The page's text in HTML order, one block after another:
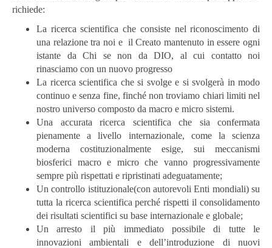
richiede:
La ricerca scientifica che consiste nel riconoscimento di
una relazione tra noi e il Creato mantenuto in essere ogni
istante da Chi se non da DIO, al cui contatto noi
rinasciamo con un nuovo progresso
La ricerca scientifica che si svolge e si svolgerà in modo
continuo e senza fine, finché non troviamo chiari limiti nel
nostro universo composto da macro e micro sistemi.
Una accurata ricerca scientifica che sia confermata
pienamente a livello internazionale, come la scienza
moderna costituzionalmente esige, sui meccanismi
biosferici macro e micro che vanno progressivamente
sempre più rispettati e ripristinati adeguatamente;
Un controllo istituzionale(con autorevoli Enti mondiali) su
tutta la ricerca scientifica perché rispetti il consolidamento
dei risultati scientifici su base internazionale e globale;
Un arresto il più immediato possibile di tutte le
innovazioni ambientali e dell’introduzione di nuovi